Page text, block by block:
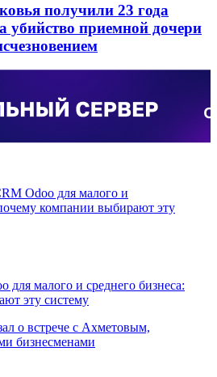
получили 23 года
убийство приемной дочери
малого и среднего бизнеса:
эту систему